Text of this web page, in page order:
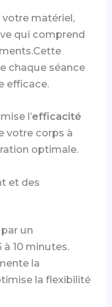
votre matériel,
qui comprend
chaque séance
efficace.
l’efficacité
votre corps à
optimale.
et des
par un
10 minutes.
la
la flexibilité